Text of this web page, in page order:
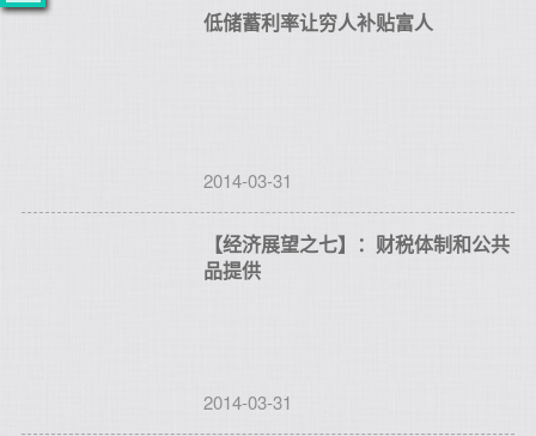
低储蓄利率让穷人补贴富人
2014-03-31
【经济展望之七】：财税体制和公共
品提供
2014-03-31